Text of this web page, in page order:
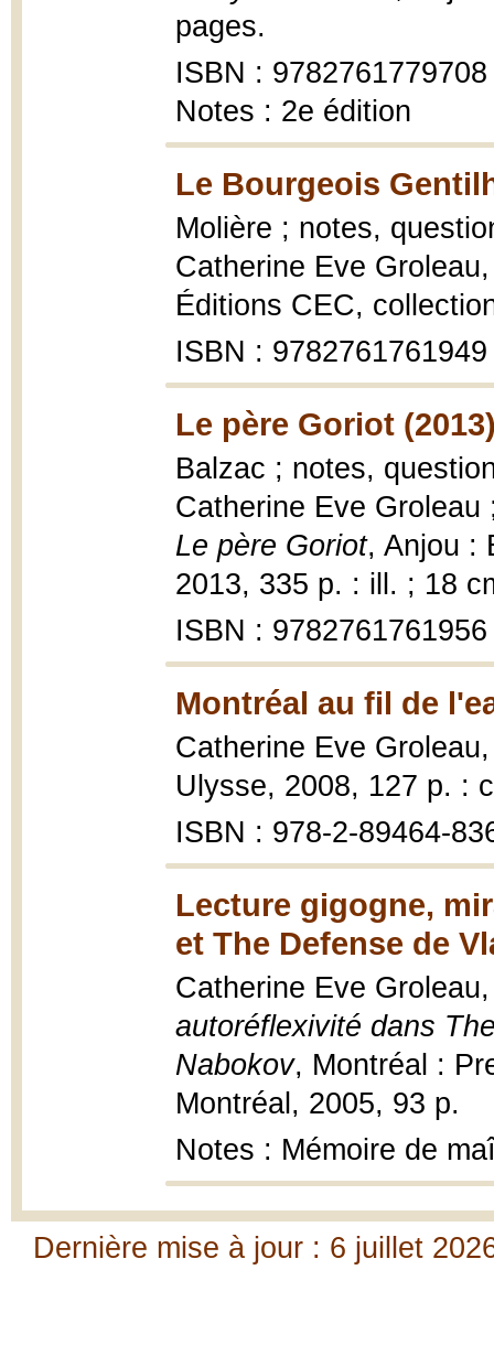
pages.
ISBN : 9782761779708
Notes : 2e édition
Le Bourgeois
Molière ; notes,
Catherine Eve
Éditions CEC,
ISBN : 9782761761949
Le père Goriot
Balzac ; notes,
Catherine Eve
Le père Goriot, Anjou :
2013, 335 p. : ill. ; 18
ISBN : 9782761761956
Montréal au fil de
Catherine Eve
Ulysse, 2008, 127 p. :
ISBN : 978-2-89464-
Lecture gigogne,
et The Defense de
Catherine Eve
autoréflexivité dans
Nabokov, Montréal :
Montréal, 2005, 93 p.
Notes : Mémoire de
Dernière mise à jour : 6 juillet